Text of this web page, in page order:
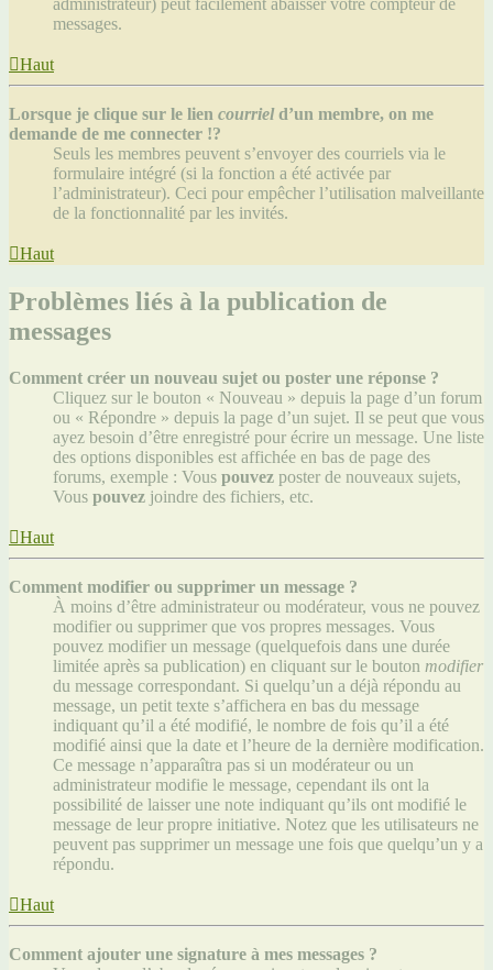
administrateur) peut facilement abaisser votre compteur de
messages.
Haut
Lorsque je clique sur le lien courrield’un membre, on me
demande de me connecter !?
Seuls les membres peuvent s’envoyer des courriels via le
formulaire intégré (si la fonction a été activée par
l’administrateur). Ceci pour empêcher l’utilisation malveillante
de la fonctionnalité par les invités.
Haut
Problèmes liés à la publication de
messages
Comment créer un nouveau sujet ou poster une réponse ?
Cliquez sur le bouton « Nouveau » depuis la page d’un forum
ou « Répondre » depuis la page d’un sujet. Il se peut que vous
ayez besoin d’être enregistré pour écrire un message. Une liste
des options disponibles est affichée en bas de page des
forums, exemple : Vous pouvez poster de nouveaux sujets,
Vous pouvez joindre des fichiers, etc.
Haut
Comment modifier ou supprimer un message ?
À moins d’être administrateur ou modérateur, vous ne pouvez
modifier ou supprimer que vos propres messages. Vous
pouvez modifier un message (quelquefois dans une durée
limitée après sa publication) en cliquant sur le bouton modifier
du message correspondant. Si quelqu’un a déjà répondu au
message, un petit texte s’affichera en bas du message
indiquant qu’il a été modifié, le nombre de fois qu’il a été
modifié ainsi que la date et l’heure de la dernière modification.
Ce message n’apparaîtra pas si un modérateur ou un
administrateur modifie le message, cependant ils ont la
possibilité de laisser une note indiquant qu’ils ont modifié le
message de leur propre initiative. Notez que les utilisateurs ne
peuvent pas supprimer un message une fois que quelqu’un y a
répondu.
Haut
Comment ajouter une signature à mes messages ?